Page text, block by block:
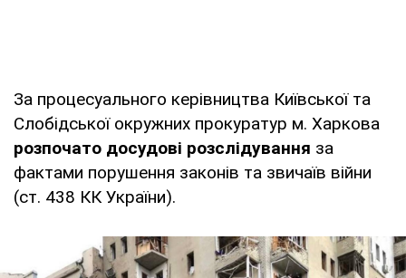
За процесуального керівництва Київської та
Слобідської окружних прокуратур м. Харкова
розпочато досудові розслідування за
фактами порушення законів та звичаїв війни
(ст. 438 КК України).